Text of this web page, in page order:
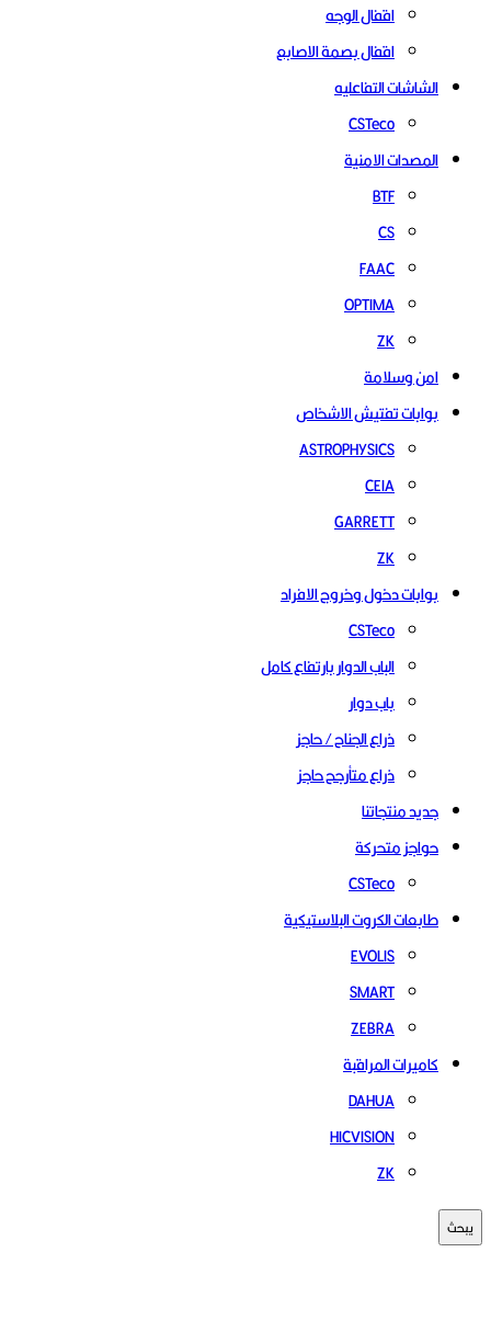
اقفال الوجه
اقفال بصمة الاصابع
الشاشات التفاعليه
CSTeco
المصدات الامنية
BTF
CS
FAAC
OPTIMA
ZK
امن وسلامة
بوابات تفتيش الاشخاص
ASTROPHYSICS
CEIA
GARRETT
ZK
بوابات دخول وخروج الافراد
CSTeco
الباب الدوار بارتفاع كامل
باب دوار
ذراع الجناح / حاجز
ذراع متأرجح حاجز
جديد منتجاتنا
حواجز متحركة
CSTeco
طابعات الكروت البلاستيكية
EVOLIS
SMART
ZEBRA
كاميرات المراقبة
DAHUA
HICVISION
ZK
يبحث